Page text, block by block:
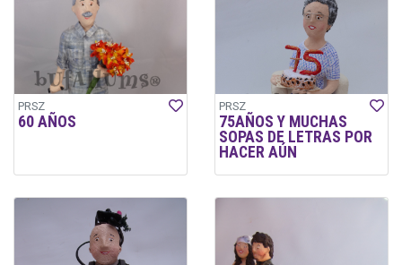
PRSZ
60 AÑOS
PRSZ
75AÑOS Y MUCHAS
SOPAS DE LETRAS POR
HACER AÚN